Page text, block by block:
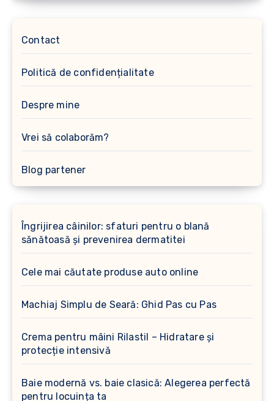
Contact
Politică de confidențialitate
Despre mine
Vrei să colaborăm?
Blog partener
Îngrijirea câinilor: sfaturi pentru o blană
sănătoasă și prevenirea dermatitei
Cele mai căutate produse auto online
Machiaj Simplu de Seară: Ghid Pas cu Pas
Crema pentru mâini Rilastil – Hidratare și
protecție intensivă
Baie modernă vs. baie clasică: Alegerea perfectă
pentru locuința ta